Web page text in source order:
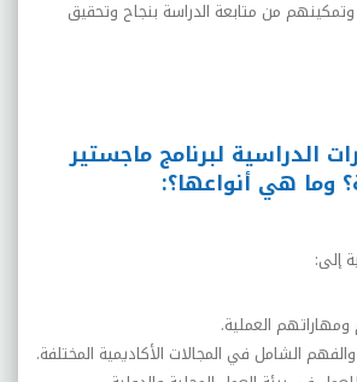
من متابعة الدراسة بنجاح وتحقيق
الدراسية لبرنامج ماجستير
وما هي أنواعها؟:
إلى:
العملية.
الشامل في المجالات الأكاديمية المختلفة.